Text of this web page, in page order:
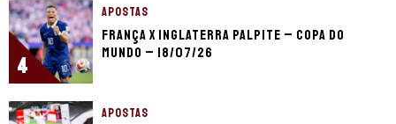
4
APOSTAS
França x Inglaterra palpite – Copa do
Mundo – 18/07/26
APOSTAS